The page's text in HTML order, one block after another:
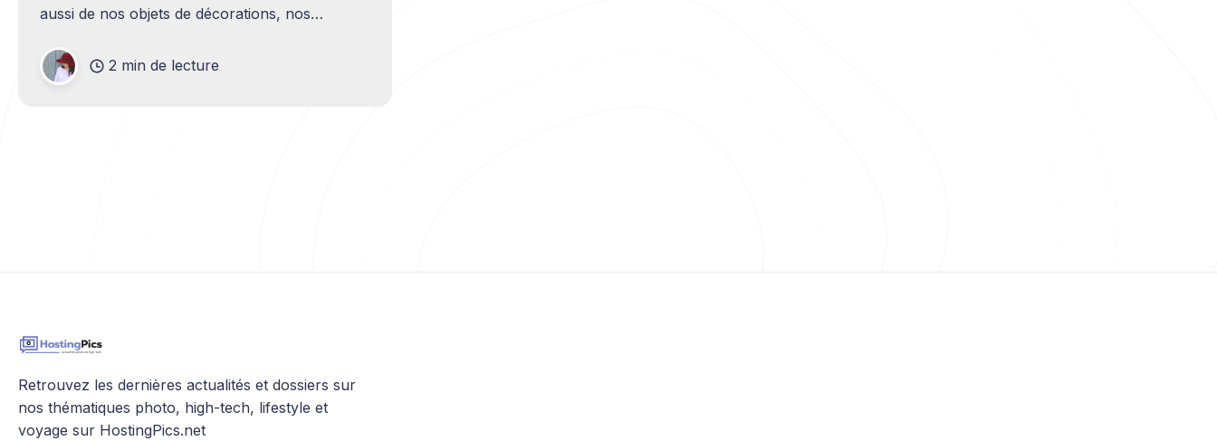
aussi de nos objets de décorations, nos
également jouer un rôle dans notre bien être ?
Qu'à certaines longueurs d'
2 min de lecture
Retrouvez les dernières actualités et dossiers sur
nos thématiques photo, high-tech, lifestyle et
voyage sur HostingPics.net